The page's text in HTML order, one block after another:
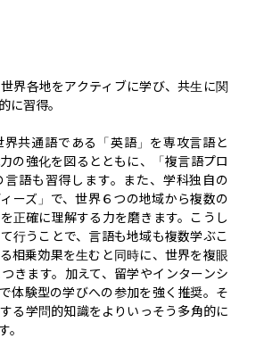
界各地をアクティブに学び、共生に関
に習得。
共通語である「英語」を専攻言語と
の強化を図るとともに、「複言語プロ
語も習得します。また、学科独自の
ーズ」で、世界６つの地域から複数の
正確に理解する力を磨きます。こうし
行うことで、言語も地域も複数学ぶこ
相乗効果を生むと同時に、世界を複眼
きます。加えて、留学やインターンシ
体験型の学びへの参加を強く推奨。そ
る学問的知識をよりいっそう多角的に